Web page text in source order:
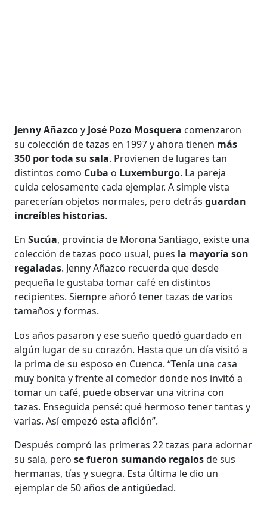
Jenny Añazcoy José Pozo Mosquera comenzaron
su colección de tazas en 1997 y ahora tienen más
350 por toda su sala. Provienen de lugares tan
distintos como Cuba o Luxemburgo. La pareja
cuida celosamente cada ejemplar. A simple vista
parecerían objetos normales, pero detrásguardan
increíbles historias.
EnSucúa, provincia de Morona Santiago, existe una
colección de tazas poco usual, pues la mayoría son
regaladas. Jenny Añazco recuerda que desde
pequeña le gustaba tomar café en distintos
recipientes. Siempre añoró tener tazas de varios
tamaños y formas.
Los años pasaron y ese sueño quedó guardado en
algún lugar de su corazón. Hasta que un día visitó a
la prima de su esposo en Cuenca. “Tenía una casa
muy bonita y frente al comedor donde nos invitó a
tomar un café, puede observar una vitrina con
tazas. Enseguida pensé: qué hermoso tener tantas y
varias. Así empezó esta afición”.
Después compró las primeras 22 tazas para adornar
su sala, perose fueron sumando regalosde sus
hermanas, tías y suegra. Esta última le dio un
ejemplar de 50 años de antigüedad.